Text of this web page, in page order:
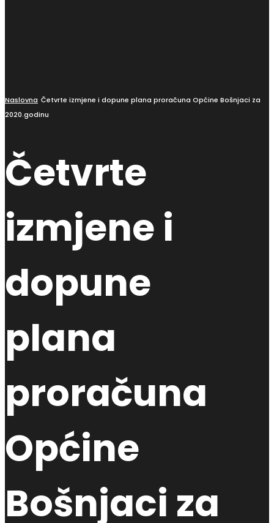
Naslovna Četvrte izmjene i dopune plana proračuna Općine Bošnjaci za
2020.godinu
Četvrte
izmjene i
dopune
plana
proračuna
Općine
Bošnjaci za